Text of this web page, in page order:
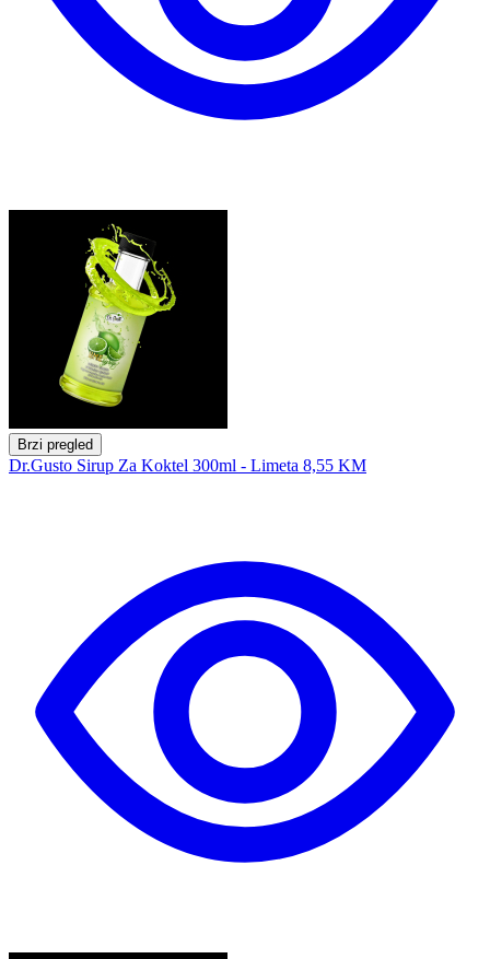
Brzi pregled
Dr.Gusto Sirup Za Koktel 300ml - Limeta 8,55 KM